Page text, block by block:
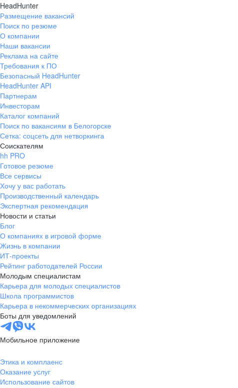
HeadHunter
Размещение вакансий
Поиск по резюме
О компании
Наши вакансии
Реклама на сайте
Требования к ПО
Безопасный HeadHunter
HeadHunter API
Партнерам
Инвесторам
Каталог компаний
Поиск по вакансиям в Белогорске
Сетка: соцсеть для нетворкинга
Соискателям
hh PRO
Готовое резюме
Все сервисы
Хочу у вас работать
Производственный календарь
Экспертная рекомендация
Новости и статьи
Блог
О компаниях в игровой форме
Жизнь в компании
ИТ-проекты
Рейтинг работодателей России
Молодым специалистам
Карьера для молодых специалистов
Школа программистов
Карьера в некоммерческих организациях
Боты для уведомлений
Мобильное приложение
Этика и комплаенс
Оказание услуг
Использование сайтов